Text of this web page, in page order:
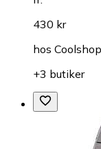
430 kr
hos Coolshop
+3 butiker